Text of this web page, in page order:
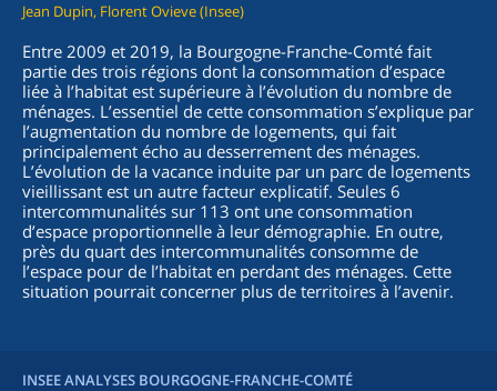
Jean Dupin, Florent Ovieve (Insee)
Entre 2009 et 2019, la Bourgogne-Franche-Comté fait
partie des trois régions dont la consommation d’espace
liée à l’habitat est supérieure à l’évolution du nombre de
ménages. L’essentiel de cette consommation s’explique par
l’augmentation du nombre de logements, qui fait
principalement écho au desserrement des ménages.
L’évolution de la vacance induite par un parc de logements
vieillissant est un autre facteur explicatif. Seules 6
intercommunalités sur 113 ont une consommation
d’espace proportionnelle à leur démographie. En outre,
près du quart des intercommunalités consomme de
l’espace pour de l’habitat en perdant des ménages. Cette
situation pourrait concerner plus de territoires à l’avenir.
INSEE ANALYSES BOURGOGNE-FRANCHE-COMTÉ